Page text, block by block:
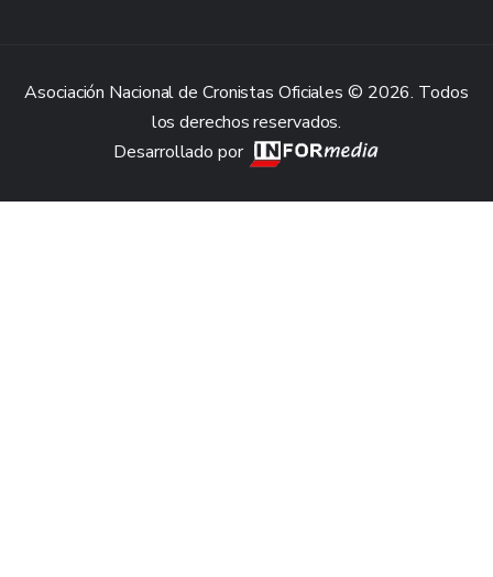
Asociación Nacional de Cronistas Oficiales © 2026. Todos
los derechos reservados.
Desarrollado por